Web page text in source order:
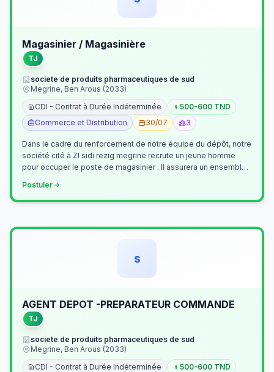
Magasinier / Magasinière
TJ
societe de produits pharmaceutiques de sud
Megrine, Ben Arous (2033)
CDI - Contrat à Durée Indéterminée
500-600 TND
Commerce et Distribution
30/07 3
Dans le cadre du renforcement de notre équipe du dépôt, notre
société cité à ZI sidi rezig megrine recrute un jeune homme
pour occuper le poste de magasinier . Il assurera un ensemble
Postuler
s
AGENT DEPOT -PREPARATEUR COMMANDE
TJ
societe de produits pharmaceutiques de sud
Megrine, Ben Arous (2033)
CDI - Contrat à Durée Indéterminée
500-600 TND